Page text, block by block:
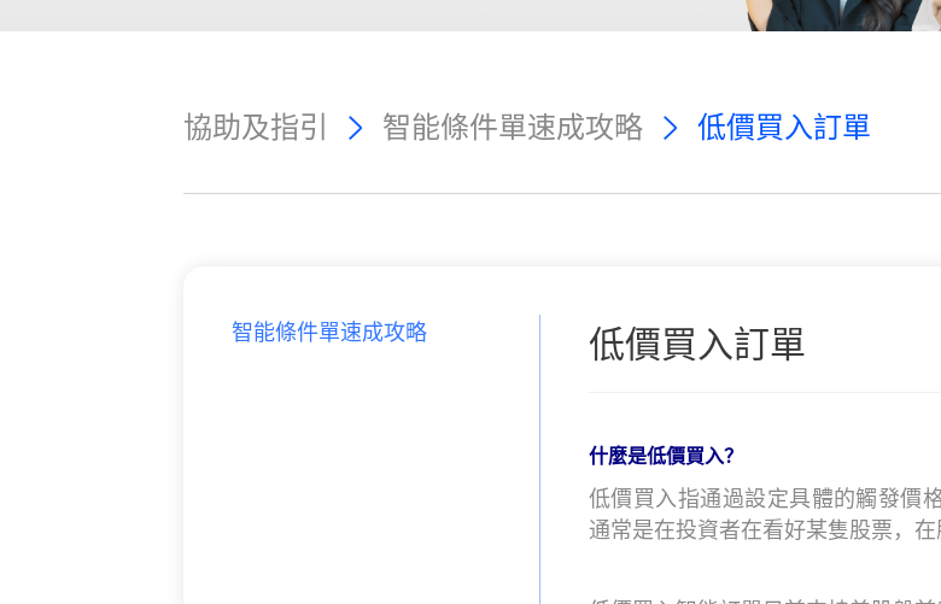
協助及指引 智能條件單速成攻略 低價買入訂單
智能條件單速成攻略 低價買入訂單
什麼是低價買入？
低價買入指通過設定具體的觸發價
通常是在投資者在看好某隻股票，在